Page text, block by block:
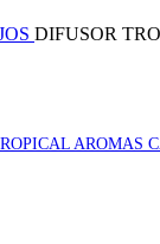
DIFUSOR
AROMAS